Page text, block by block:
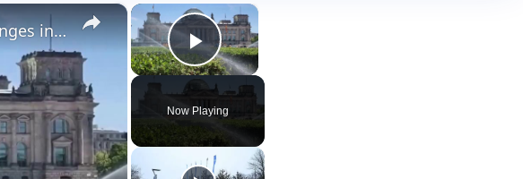
×
Play Video
Now Playing
×
France: Heatwave grips Europe as climate challenges intensify.